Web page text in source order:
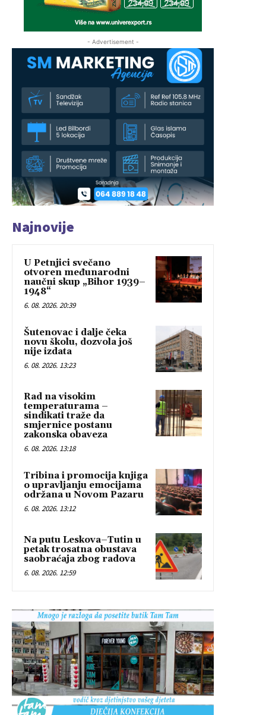
- Advertisement -
Najnovije
U Petnjici svečano
otvoren međunarodni
naučni skup „Bihor 1939–
1948“
6. 08. 2026. 20:39
Šutenovac i dalje čeka
novu školu, dozvola još
nije izdata
6. 08. 2026. 13:23
Rad na visokim
temperaturama –
sindikati traže da
smjernice postanu
zakonska obaveza
6. 08. 2026. 13:18
Tribina i promocija knjiga
o upravljanju emocijama
održana u Novom Pazaru
6. 08. 2026. 13:12
Na putu Leskova–Tutin u
petak trosatna obustava
saobraćaja zbog radova
6. 08. 2026. 12:59